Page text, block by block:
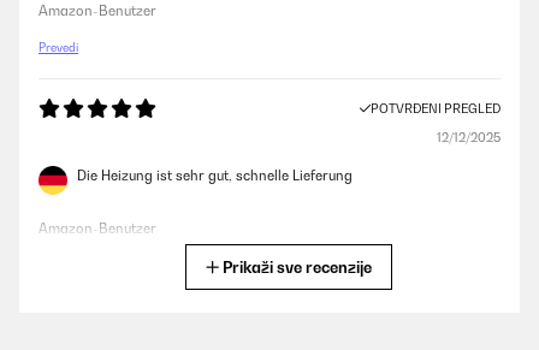
Amazon-Benutzer
Prevedi
POTVRĐENI PREGLED
12/12/2025
Die Heizung ist sehr gut, schnelle Lieferung
Amazon-Benutzer
Prikaži sve recenzije